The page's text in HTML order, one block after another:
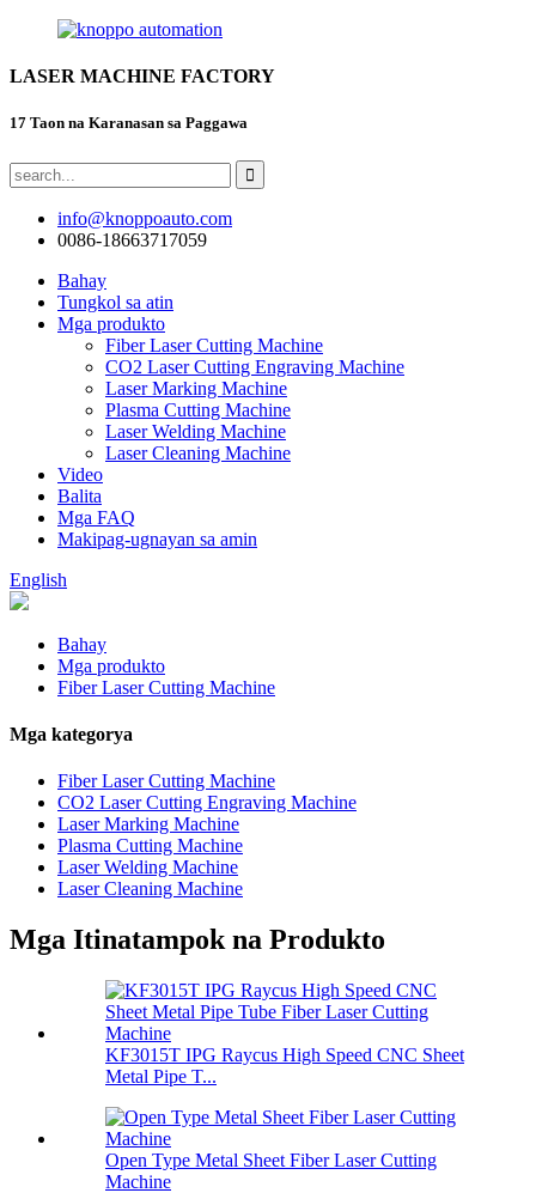
LASER MACHINE FACTORY
17 Taon na Karanasan sa Paggawa
info@knoppoauto.com
0086-18663717059
Bahay
Tungkol sa atin
Mga produkto
Fiber Laser Cutting Machine
CO2 Laser Cutting Engraving Machine
Laser Marking Machine
Plasma Cutting Machine
Laser Welding Machine
Laser Cleaning Machine
Video
Balita
Mga FAQ
Makipag-ugnayan sa amin
English
Bahay
Mga produkto
Fiber Laser Cutting Machine
Mga kategorya
Fiber Laser Cutting Machine
CO2 Laser Cutting Engraving Machine
Laser Marking Machine
Plasma Cutting Machine
Laser Welding Machine
Laser Cleaning Machine
Mga Itinatampok na Produkto
KF3015T IPG Raycus High Speed ​​CNC Sheet
Metal Pipe T...
Open Type Metal Sheet Fiber Laser Cutting
Machine